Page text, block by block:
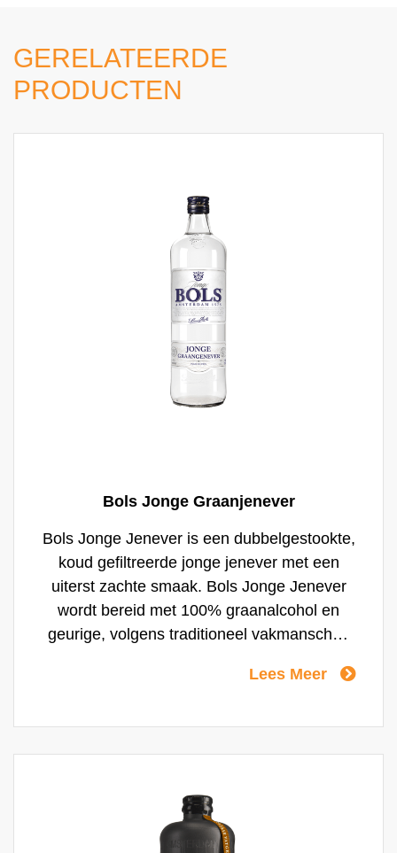
GERELATEERDE
PRODUCTEN
Bols Jonge Graanjenever
Bols Jonge Jenever is een dubbelgestookte,
koud gefiltreerde jonge jenever met een
uiterst zachte smaak. Bols Jonge Jenever
wordt bereid met 100% graanalcohol en
geurige, volgens traditioneel vakmanschap
heeft een transparant heldere kleur en 35%
gekoeld of met een ijsblokje gedronken,
maar ook als ingredi?nt voor cocktails is
Lees Meer